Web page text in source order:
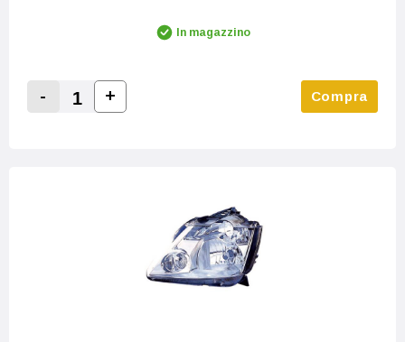
In magazzino
Decrease Quantity:
-
Increase Quantity:
+ Compra